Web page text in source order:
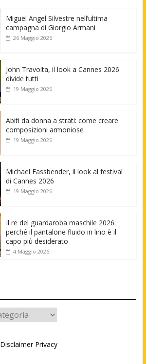
Miguel Angel Silvestre nell’ultima
campagna di Giorgio Armani
26 Maggio 2026
John Travolta, il look a Cannes 2026
divide tutti
19 Maggio 2026
Abiti da donna a strati: come creare
composizioni armoniose
19 Maggio 2026
Michael Fassbender, il look al festival
di Cannes 2026
19 Maggio 2026
Il re del guardaroba maschile 2026:
perché il pantalone fluido in lino è il
capo più desiderato
4 Maggio 2026
Disclaimer Privacy